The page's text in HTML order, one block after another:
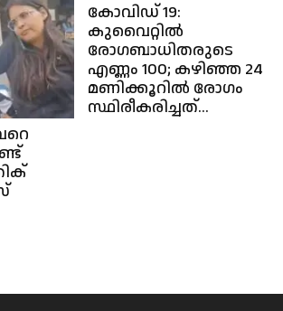
കോവിഡ് 19:
കുവൈറ്റിൽ
രോഗബാധിതരുടെ
എണ്ണം 100; കഴിഞ്ഞ 24
മണിക്കൂറില്‍ രോഗം
സ്ഥിരീകരിച്ചത്...